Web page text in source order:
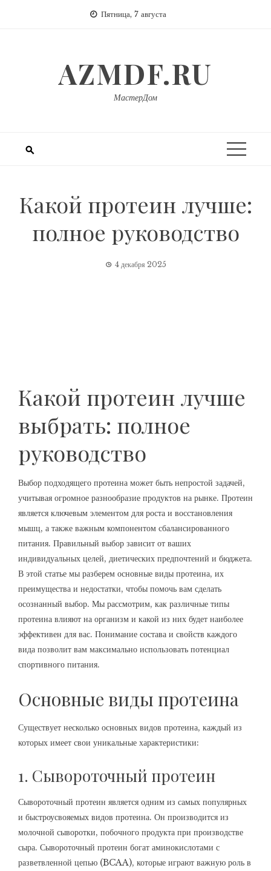
Пятница, 7 августа
AZMDF.RU
МастерДом
Какой протеин лучше:
полное руководство
4 декабря 2025
Какой протеин лучше
выбрать: полное
руководство
Выбор подходящего протеина может быть непростой задачей,
учитывая огромное разнообразие продуктов на рынке. Протеин
является ключевым элементом для роста и восстановления
мышц, а также важным компонентом сбалансированного
питания. Правильный выбор зависит от ваших
индивидуальных целей, диетических предпочтений и бюджета.
В этой статье мы разберем основные виды протеина, их
преимущества и недостатки, чтобы помочь вам сделать
осознанный выбор. Мы рассмотрим, как различные типы
протеина влияют на организм и какой из них будет наиболее
эффективен для вас. Понимание состава и свойств каждого
вида позволит вам максимально использовать потенциал
спортивного питания.
Основные виды протеина
Существует несколько основных видов протеина, каждый из
которых имеет свои уникальные характеристики:
1. Сывороточный протеин
Сывороточный протеин является одним из самых популярных
и быстроусвояемых видов протеина. Он производится из
молочной сыворотки, побочного продукта при производстве
сыра. Сывороточный протеин богат аминокислотами с
разветвленной цепью (BCAA), которые играют важную роль в